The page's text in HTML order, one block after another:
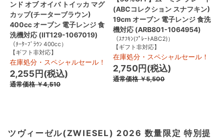
ンド オブ オイバ トイッカ マグ
カップ(チーターブラウン)
400cc オーブン 電子レンジ 食
洗機対応 (IIT129-1067019)
（ﾁｰﾀｰﾌﾞﾗｳﾝ 400cc）
【ギフト非対応】
在庫処分・スペシャルセール！
2,255円(税込)
通常価格￥4,510
(ABCコレクション スナフキン)
19cm オーブン 電子レンジ 食洗
機対応 (ARB801-1064954)
（ｽﾅﾌｷﾝ(ﾌﾟﾚｰﾄABC2)）
【ギフト非対応】
在庫処分・スペシャルセール！
2,750円(税込)
通常価格￥5,500
ツヴィーゼル(ZWIESEL) 2026 数量限定 特別提